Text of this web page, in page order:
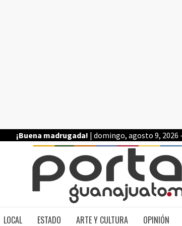
¡Buena madrugada! | domingo, agosto 9, 2026
LOCAL ESTADO ARTE Y CULTURA OPINIÓN